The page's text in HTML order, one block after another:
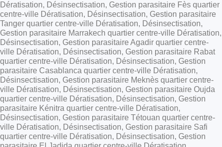
Dératisation, Désinsectisation, Gestion parasitaire Fès quartier
centre-ville Dératisation, Désinsectisation, Gestion parasitaire
Tanger quartier centre-ville Dératisation, Désinsectisation,
Gestion parasitaire Marrakech quartier centre-ville Dératisation,
Désinsectisation, Gestion parasitaire Agadir quartier centre-
ville Dératisation, Désinsectisation, Gestion parasitaire Rabat
quartier centre-ville Dératisation, Désinsectisation, Gestion
parasitaire Casablanca quartier centre-ville Dératisation,
Désinsectisation, Gestion parasitaire Meknès quartier centre-
ville Dératisation, Désinsectisation, Gestion parasitaire Oujda
quartier centre-ville Dératisation, Désinsectisation, Gestion
parasitaire Kénitra quartier centre-ville Dératisation,
Désinsectisation, Gestion parasitaire Tétouan quartier centre-
ville Dératisation, Désinsectisation, Gestion parasitaire Safi
quartier centre-ville Dératisation, Désinsectisation, Gestion